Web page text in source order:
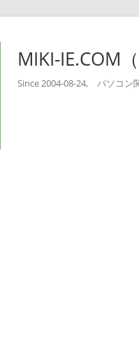
MIKI-IE.COM
Since 2004-08-24, パソコン